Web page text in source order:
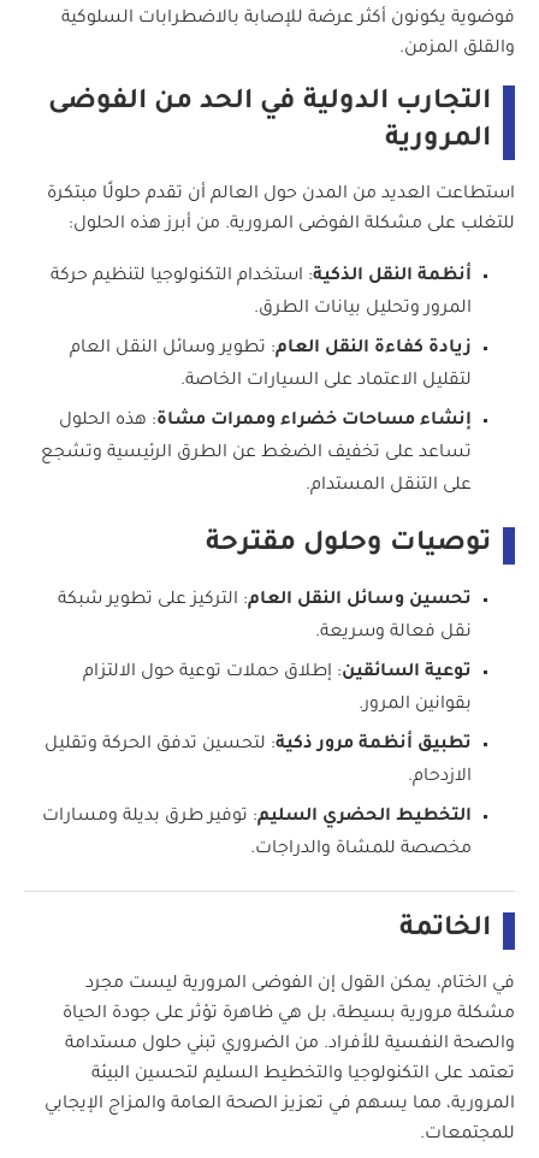
فوضوية يكونون أكثر عرضة للإصابة بالاضطرابات السلوكية
والقلق المزمن.
التجارب الدولية في الحد من الفوضى
المرورية
استطاعت العديد من المدن حول العالم أن تقدم حلولًا مبتكرة
للتغلب على مشكلة الفوضى المرورية. من أبرز هذه الحلول:
أنظمة النقل الذكية: استخدام التكنولوجيا لتنظيم حركة
المرور وتحليل بيانات الطرق.
زيادة كفاءة النقل العام: تطوير وسائل النقل العام
لتقليل الاعتماد على السيارات الخاصة.
إنشاء مساحات خضراء وممرات مشاة: هذه الحلول
تساعد على تخفيف الضغط عن الطرق الرئيسية وتشجع
على التنقل المستدام.
توصيات وحلول مقترحة
تحسين وسائل النقل العام: التركيز على تطوير شبكة
نقل فعالة وسريعة.
توعية السائقين: إطلاق حملات توعية حول الالتزام
بقوانين المرور.
تطبيق أنظمة مرور ذكية: لتحسين تدفق الحركة وتقليل
الازدحام.
التخطيط الحضري السليم: توفير طرق بديلة ومسارات
مخصصة للمشاة والدراجات.
الخاتمة
في الختام، يمكن القول إن الفوضى المرورية ليست مجرد
مشكلة مرورية بسيطة، بل هي ظاهرة تؤثر على جودة الحياة
والصحة النفسية للأفراد. من الضروري تبني حلول مستدامة
تعتمد على التكنولوجيا والتخطيط السليم لتحسين البيئة
المرورية، مما يسهم في تعزيز الصحة العامة والمزاج الإيجابي
للمجتمعات.